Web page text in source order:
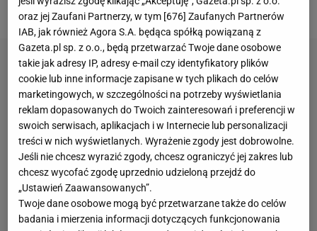
rewanż z Atletico wLidze Mistrzów.
oraz jej Zaufani Partnerzy, w tym [676] Zaufanych Partnerów
IAB, jak również Agora S.A. będąca spółką powiązaną z
Gazeta.pl sp. z o.o., będą przetwarzać Twoje dane osobowe
takie jak adresy IP, adresy e-mail czy identyfikatory plików
cookie lub inne informacje zapisane w tych plikach do celów
marketingowych, w szczególności na potrzeby wyświetlania
reklam dopasowanych do Twoich zainteresowań i preferencji w
swoich serwisach, aplikacjach i w Internecie lub personalizacji
treści w nich wyświetlanych. Wyrażenie zgody jest dobrowolne.
Jeśli nie chcesz wyrazić zgody, chcesz ograniczyć jej zakres lub
chcesz wycofać zgodę uprzednio udzieloną przejdź do
„Ustawień Zaawansowanych”.
Twoje dane osobowe mogą być przetwarzane także do celów
badania i mierzenia informacji dotyczących funkcjonowania